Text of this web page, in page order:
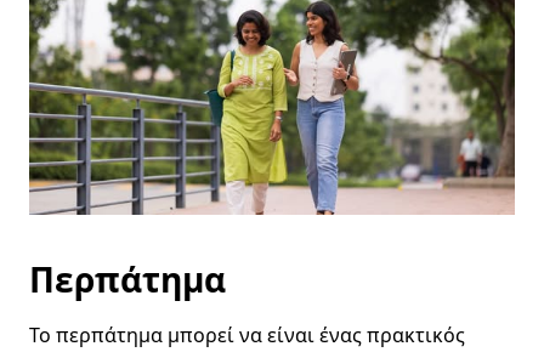
μια
ημερομηνία.
Πατήστε
το
πλήκτρο
escape
για
να
κλείσετε
το
Περπάτημα
Το περπάτημα μπορεί να είναι ένας πρακτικός